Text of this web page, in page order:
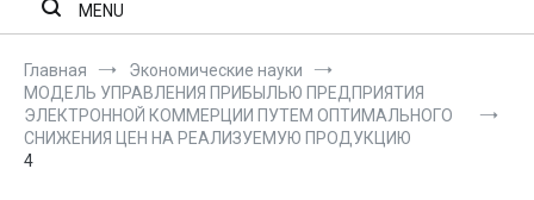
MENU
Главная
Экономические науки
МОДЕЛЬ УПРАВЛЕНИЯ ПРИБЫЛЬЮ ПРЕДПРИЯТИЯ
ЭЛЕКТРОННОЙ КОММЕРЦИИ ПУТЕМ ОПТИМАЛЬНОГО
СНИЖЕНИЯ ЦЕН НА РЕАЛИЗУЕМУЮ ПРОДУКЦИЮ
4